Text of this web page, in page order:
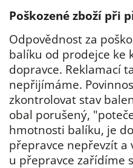
Poškozené zboží při
Odpovědnost za
balíku od prodejce ke
dopravce. Reklamací
nepřijímáme.
zkontrolovat stav
obal porušený,
hmotnosti balíku, je
přepravce nepřevzít a
u přepravce zařídíme